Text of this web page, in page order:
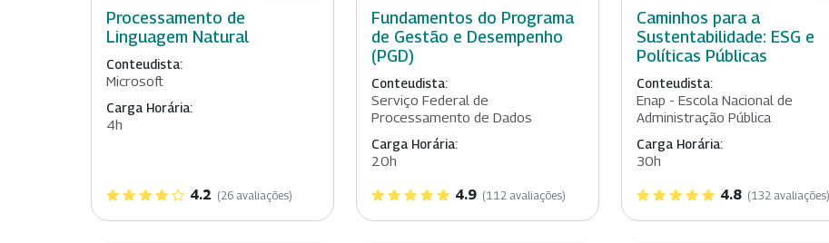
Processamento de
Linguagem Natural
Conteudista:
Microsoft
Carga Horária:
4h
4.2 (26 avaliações)
Fundamentos do Programa
de Gestão e Desempenho
(PGD)
Conteudista:
Serviço Federal de
Processamento de Dados
Carga Horária:
20h
4.9 (112 avaliações)
Caminhos para a
Sustentabilidade: ESG e
Políticas Públicas
Conteudista:
Enap - Escola Nacional de
Administração Pública
Carga Horária:
30h
4.8 (132 avaliações)